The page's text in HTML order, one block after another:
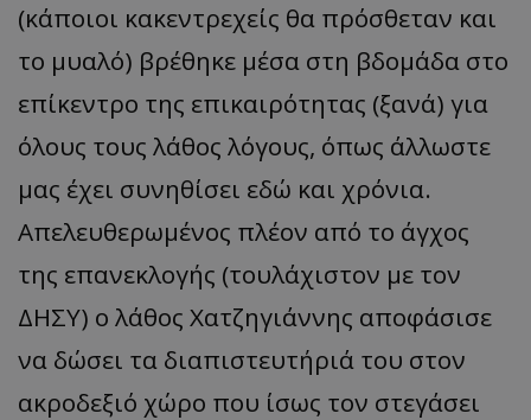
(κάποιοι κακεντρεχείς θα πρόσθεταν και
το μυαλό) βρέθηκε μέσα στη βδομάδα στο
επίκεντρο της επικαιρότητας (ξανά) για
όλους τους λάθος λόγους, όπως άλλωστε
μας έχει συνηθίσει εδώ και χρόνια.
Απελευθερωμένος πλέον από το άγχος
της επανεκλογής (τουλάχιστον με τον
ΔΗΣΥ) ο λάθος Χατζηγιάννης αποφάσισε
να δώσει τα διαπιστευτήριά του στον
ακροδεξιό χώρο που ίσως τον στεγάσει